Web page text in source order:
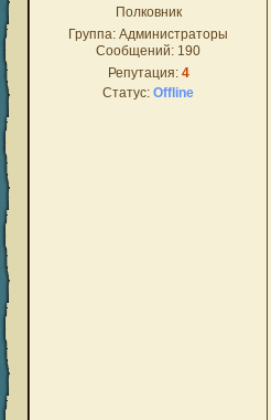
Полковник
Группа: Администраторы
Сообщений: 190
Репутация: 4
Статус: Offline